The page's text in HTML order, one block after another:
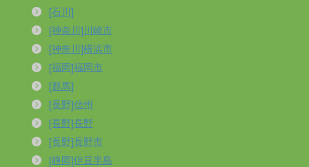
[石川]
[神奈川]川崎市
[神奈川]横浜市
[福岡]福岡市
[群馬]
[長野]信州
[長野]長野
[長野]長野市
[静岡]伊豆半島